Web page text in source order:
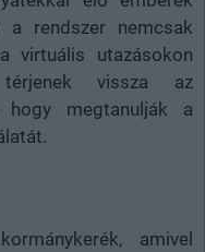
a rendszer nemcsak
virtuális utazásokon
térjenek vissza az
hogy megtanulják a
amivel